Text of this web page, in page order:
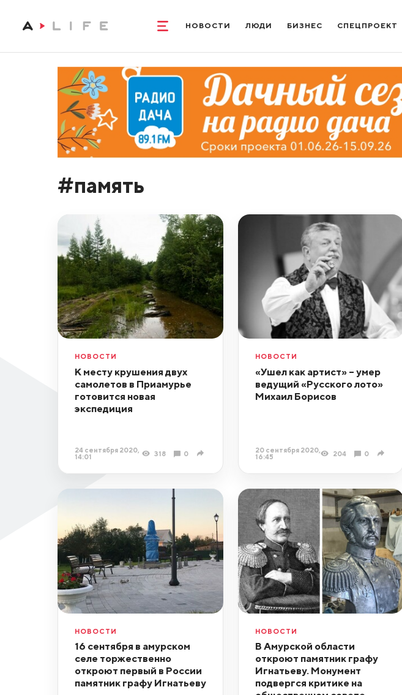
НОВОСТИ ЛЮДИ БИЗНЕС СПЕЦПРОЕКТ
#память
НОВОСТИ
К месту крушения двух
самолетов в Приамурье
готовится новая
экспедиция
24 сентября 2020,
14:01
318 0
НОВОСТИ
«Ушел как артист» – умер
ведущий «Русского лото»
Михаил Борисов
20 сентября 2020,
16:45
204 0
НОВОСТИ
16 сентября в амурском
селе торжественно
откроют первый в России
памятник графу Игнатьеву
НОВОСТИ
В Амурской области
откроют памятник графу
Игнатьеву. Монумент
подвергся критике на